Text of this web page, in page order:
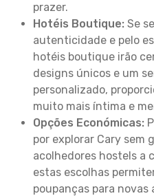
prazer.
Hotéis Boutique: Se
autenticidade e pelo
hotéis boutique irão
designs únicos e um
personalizado,
muito mais íntima e
Opções Económicas:
por explorar Cary sem
acolhedores hostels a
estas escolhas
poupanças para novas